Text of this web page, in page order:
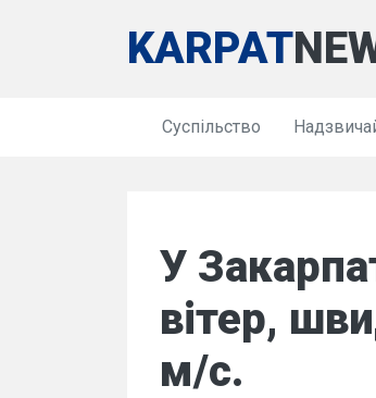
KARPAT
Суспільство
У
вітер,
м/с.